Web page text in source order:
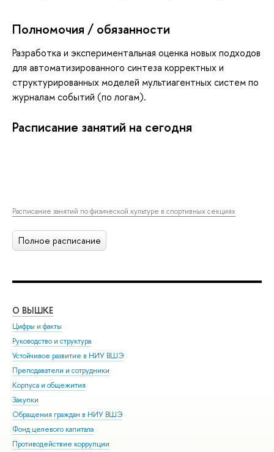
Полномочия / обязанности
Разработка и экспериментальная оценка новых подходов
для автоматизированного синтеза корректных и
структурированных моделей мультиагентных систем по
журналам событий (по логам).
Расписание занятий на сегодня
Расписание занятий по физической культуре в спортивных секциях
Полное расписание
О ВЫШКЕ
Цифры и факты
Руководство и структура
Устойчивое развитие в НИУ ВШЭ
Преподаватели и сотрудники
Корпуса и общежития
Закупки
Обращения граждан в НИУ ВШЭ
Фонд целевого капитала
Противодействие коррупции